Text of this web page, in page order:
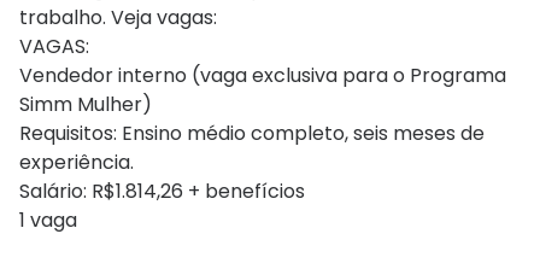
trabalho. Veja vagas:
VAGAS:
Vendedor interno (vaga exclusiva para o Programa
Simm Mulher)
Requisitos: Ensino médio completo, seis meses de
experiência.
Salário: R$1.814,26 + benefícios
1 vaga